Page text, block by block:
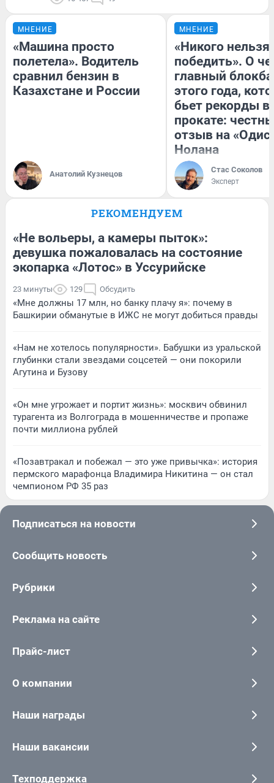
МНЕНИЕ
«Машина просто
полетела». Водитель
сравнил бензин в
Казахстане и России
Анатолий Кузнецов
МНЕНИЕ
«Никого нельзя
победить». О
главный
этого года,
бьет рекорды в
прокате:
отзыв на
Нолана
Стас Соколов
Эксперт
РЕКОМЕНДУЕМ
«Не вольеры, а камеры пыток»:
девушка пожаловалась на состояние
экопарка «Лотос» в Уссурийске
23 минуты 129 Обсудить
«Мне должны 17 млн, но банку плачу я»: почему в
Башкирии обманутые в ИЖС не могут добиться правды
«Нам не хотелось популярности». Бабушки из уральской
глубинки стали звездами соцсетей — они покорили
Агутина и Бузову
«Он мне угрожает и портит жизнь»: москвич обвинил
турагента из Волгограда в мошенничестве и пропаже
почти миллиона рублей
«Позавтракал и побежал — это уже привычка»: история
пермского марафонца Владимира Никитина — он стал
чемпионом РФ 35 раз
Подписаться на новости
Сообщить новость
Рубрики
Реклама на сайте
Прайс-лист
О компании
Наши награды
Наши вакансии
Техподдержка